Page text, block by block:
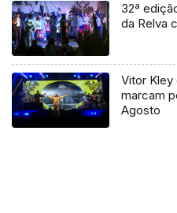
32ª
da Relva
Vitor Kley
marcam
Agosto